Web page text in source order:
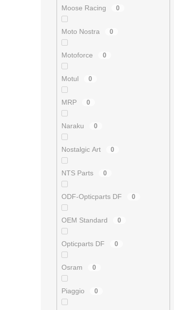
Moose Racing 0
Moto Nostra 0
Motoforce 0
Motul 0
MRP 0
Naraku 0
Nostalgic Art 0
NTS Parts 0
ODF-Opticparts DF 0
OEM Standard 0
Opticparts DF 0
Osram 0
Piaggio 0